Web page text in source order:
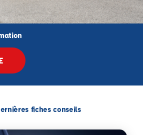
fiches conseils